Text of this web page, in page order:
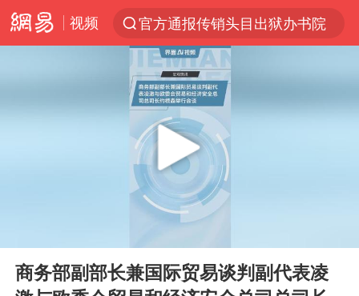
视频
官方通报传销头目出狱办书院
服务提质，内需扩容有保障
普京宣布多项人事调整
美股收盘：道指再创历史新高
22岁女生南太行山失联已十天
人贩子“梅姨”真名谢家梅
被一条街帮助的“煎饼叔叔”去世
Play
商务部副部长兼国际贸易谈判副代表凌